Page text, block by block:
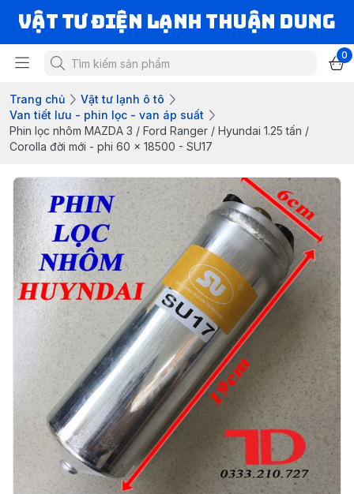
VẬT TƯ ĐIỆN LẠNH THUẬN DUNG
0
Trang chủ
Vật tư lạnh ô tô
Van tiết lưu - phin lọc - van áp suất
Phin lọc nhôm MAZDA 3 / Ford Ranger / Hyundai 1.25 tấn /
Corolla đời mới - phi 60 x 18500 - SU17